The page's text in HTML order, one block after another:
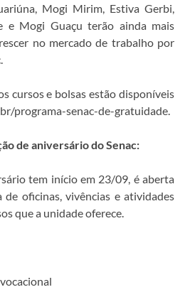
Mogi Mirim, Estiva Gerbi,
e Mogi Guaçu terão ainda mais
no mercado de trabalho por
cursos e bolsas estão disponíveis
programa-senac-de-gratuidade.
de aniversário do Senac:
tem início em 23/09, é aberta
oficinas, vivências e atividades
que a unidade oferece.